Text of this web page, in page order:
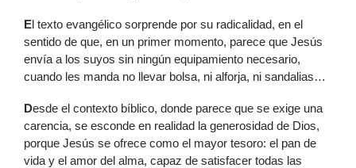
El texto evangélico sorprende por su radicalidad, en el
sentido de que, en un primer momento, parece que Jesús
envía a los suyos sin ningún equipamiento necesario,
cuando les manda no llevar bolsa, ni alforja, ni sandalias…
Desde el contexto bíblico, donde parece que se exige una
carencia, se esconde en realidad la generosidad de Dios,
porque Jesús se ofrece como el mayor tesoro: el pan de
vida y el amor del alma, capaz de satisfacer todas las